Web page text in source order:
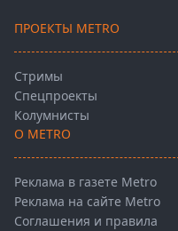
ПРОЕКТЫ METRO
Стримы
Спецпроекты
Колумнисты
О METRO
Реклама в газете Metro
Реклама на сайте Metro
Соглашения и правила